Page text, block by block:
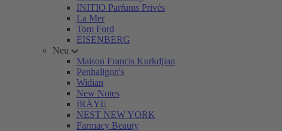
INITIO Parfums Privés
La Mer
Tom Ford
EISENBERG
Neu
Maison Francis Kurkdjian
Penhaligon's
Widian
New Notes
IRÄYE
NEST NEW YORK
Farmacy Beauty